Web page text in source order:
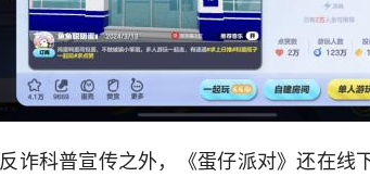
诈科普宣传之外，《蛋仔派对》还在线